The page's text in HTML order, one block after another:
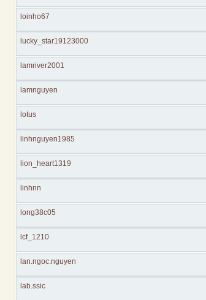
loinho67
lucky_star19123000
lamriver2001
lamnguyen
lotus
linhnguyen1985
lion_heart1319
linhnn
long38c05
lcf_1210
lan.ngoc.nguyen
lab.ssic